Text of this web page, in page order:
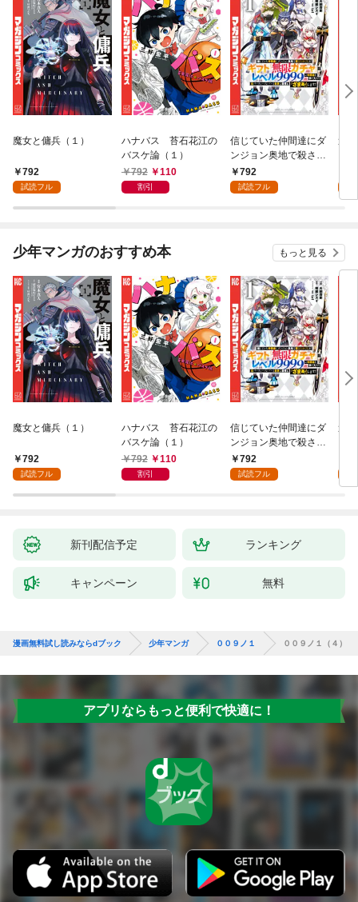
魔女と傭兵（１）
792
試読フル
ハナバス 苔石花江の
バスケ論（１）
792
110
割引
信じていた仲間達にダ
ンジョン奥地で殺され
かけたがギフト『無限
ガチャ』でレベル９９
『ざまぁ！』します！
792
試読フル
追
強
～
（
少年マンガのおすすめ本 もっと見る
魔女と傭兵（１）
792
試読フル
ハナバス 苔石花江の
バスケ論（１）
792
110
割引
信じていた仲間達にダ
ンジョン奥地で殺され
かけたがギフト『無限
ガチャ』でレベル９９
（１）
792
試読フル
追
強
～
新刊配信予定 ランキング
キャンペーン 無料
漫画無料試し読みならdブック 少年マンガ ００９ノ１ ００９ノ１（４）
アプリならもっと便利で快適に！